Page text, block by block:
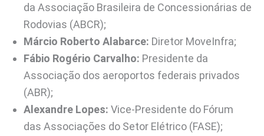
da Associação Brasileira de Concessionárias de
Rodovias (ABCR);
Márcio Roberto Alabarce: Diretor MoveInfra;
Fábio Rogério Carvalho: Presidente da
Associação dos aeroportos federais privados
(ABR);
Alexandre Lopes: Vice-Presidente do Fórum
das Associações do Setor Elétrico (FASE);